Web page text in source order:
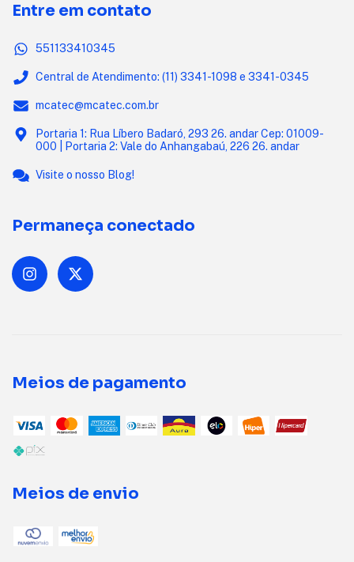
Entre em contato
551133410345
Central de Atendimento: (11) 3341-1098 e 3341-0345
mcatec@mcatec.com.br
Portaria 1: Rua Líbero Badaró, 293 26. andar Cep: 01009-
000 | Portaria 2: Vale do Anhangabaú, 226 26. andar
Visite o nosso Blog!
Permaneça conectado
Meios de pagamento
Meios de envio